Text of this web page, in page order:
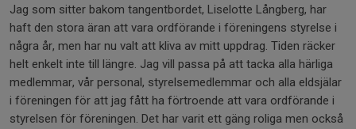
Jag som sitter bakom tangentbordet, Liselotte Långberg, har
haft den stora äran att vara ordförande i föreningens styrelse i
några år, men har nu valt att kliva av mitt uppdrag. Tiden räcker
helt enkelt inte till längre. Jag vill passa på att tacka alla härliga
medlemmar, vår personal, styrelsemedlemmar och alla eldsjälar
i föreningen för att jag fått ha förtroende att vara ordförande i
styrelsen för föreningen. Det har varit ett gäng roliga men också